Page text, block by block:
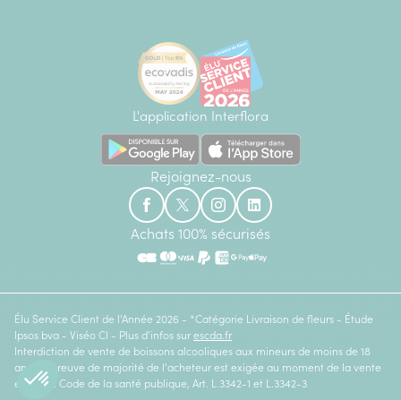
L'application Interflora
Rejoignez-nous
Achats 100% sécurisés
Élu Service Client de l'Année 2026 - *Catégorie Livraison de fleurs - Étude
Ipsos bva - Viséo CI - Plus d'infos sur escda.fr
Interdiction de vente de boissons alcooliques aux mineurs de moins de 18
ans. La preuve de majorité de l'acheteur est exigée au moment de la vente
en ligne. Code de la santé publique, Art. L.3342-1 et L.3342-3